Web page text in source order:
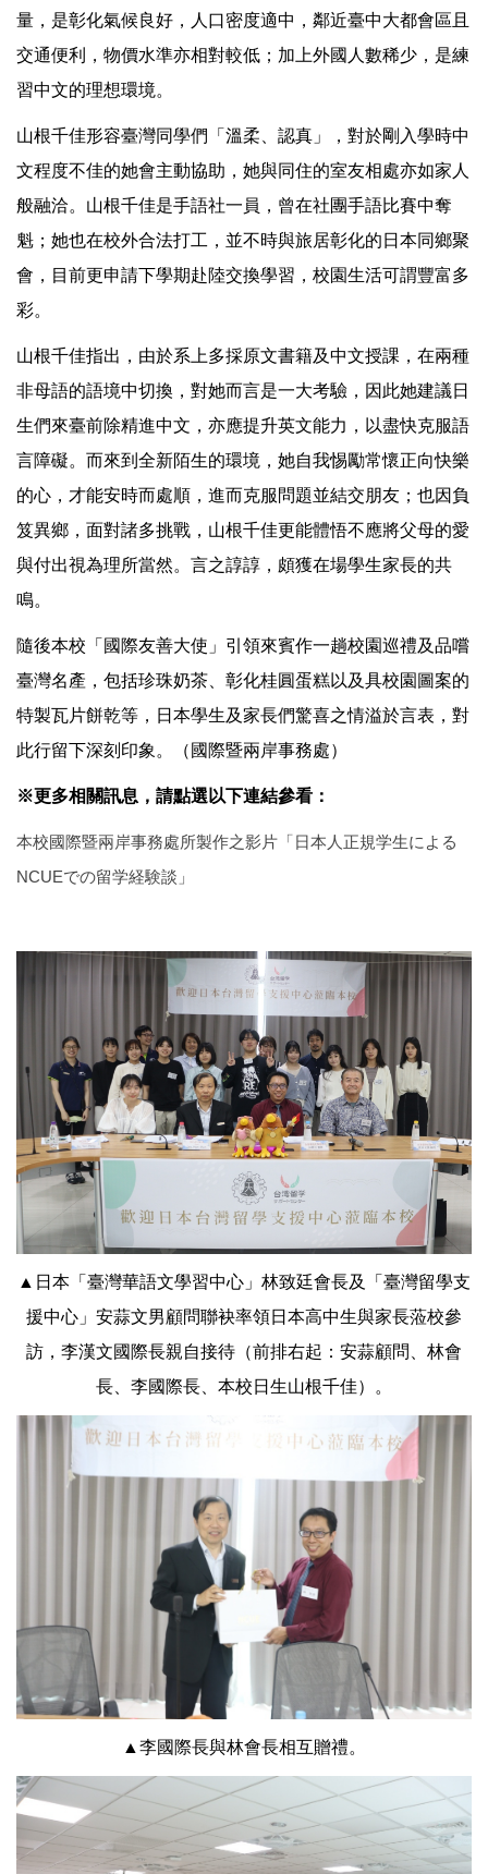
量，是彰化氣候良好，人口密度適中，鄰近臺中大都會區且
交通便利，物價水準亦相對較低；加上外國人數稀少，是練
習中文的理想環境。
山根千佳形容臺灣同學們「溫柔、認真」，對於剛入學時中
文程度不佳的她會主動協助，她與同住的室友相處亦如家人
般融洽。山根千佳是手語社一員，曾在社團手語比賽中奪
魁；她也在校外合法打工，並不時與旅居彰化的日本同鄉聚
會，目前更申請下學期赴陸交換學習，校園生活可謂豐富多
彩。
山根千佳指出，由於系上多採原文書籍及中文授課，在兩種
非母語的語境中切換，對她而言是一大考驗，因此她建議日
生們來臺前除精進中文，亦應提升英文能力，以盡快克服語
言障礙。而來到全新陌生的環境，她自我惕勵常懷正向快樂
的心，才能安時而處順，進而克服問題並結交朋友；也因負
笈異鄉，面對諸多挑戰，山根千佳更能體悟不應將父母的愛
與付出視為理所當然。言之諄諄，頗獲在場學生家長的共
鳴。
隨後本校「國際友善大使」引領來賓作一趟校園巡禮及品嚐
臺灣名產，包括珍珠奶茶、彰化桂圓蛋糕以及具校園圖案的
特製瓦片餅乾等，日本學生及家長們驚喜之情溢於言表，對
此行留下深刻印象。（國際暨兩岸事務處）
※更多相關訊息，請點選以下連結參看：
本校國際暨兩岸事務處所製作之影片「日本人正規学生による
NCUEでの留学経験談」
▲日本「臺灣華語文學習中心」林致廷會長及「臺灣留學支
援中心」安蒜文男顧問聯袂率領日本高中生與家長蒞校參
訪，李漢文國際長親自接待（前排右起：安蒜顧問、林會
長、李國際長、本校日生山根千佳）。
▲李國際長與林會長相互贈禮。